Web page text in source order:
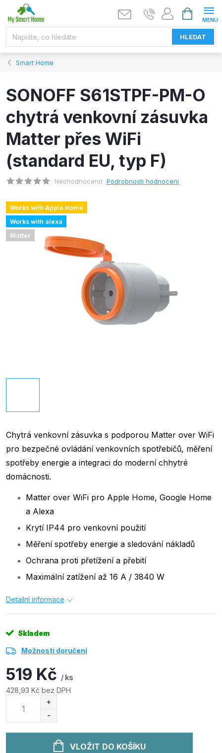
HLEDAT
NÁKUPNÍ
KOŠÍK
Smart Home
SONOFF S61STPF-PM-O
chytrá venkovní zásuvka
Matter přes WiFi
(standard EU, typ F)
Neohodnoceno Podrobnosti hodnocení
Works with Apple Home
Works with alexa
Matter
Chytrá venkovní zásuvka s podporou Matter over WiFi
pro bezpečné ovládání venkovních spotřebičů, měření
spotřeby energie a integraci do moderní chhytré
domácnosti.
Matter over WiFi pro Apple Home, Google Home
a Alexa
Krytí IP44 pro venkovní použití
Měření spotřeby energie a sledování nákladů
Ochrana proti přetížení a přebití
Maximální zatížení až 16 A / 3840 W
Detailní informace
Skladem
Možnosti doručení
519 Kč / ks
428,93 Kč bez DPH
VLOŽIT DO KOŠÍKU